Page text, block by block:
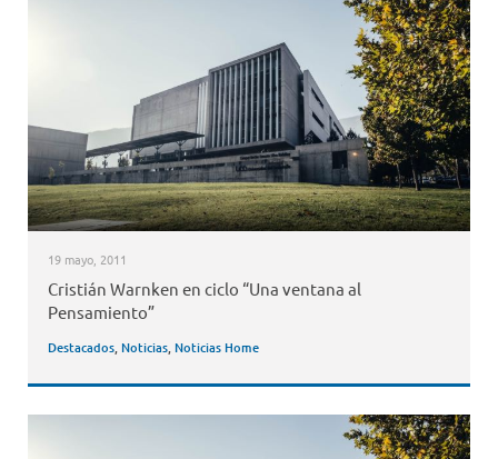
19 mayo, 2011
Cristián Warnken en ciclo “Una ventana al
Pensamiento”
Destacados, Noticias, Noticias Home